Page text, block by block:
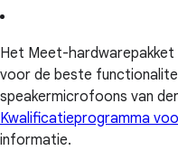
Het Meet-hardwarepakket
voor de beste
speakermicrofoons van
Kwalificatieprogramma
informatie.